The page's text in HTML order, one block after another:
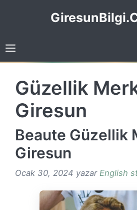
Güzellik
Giresun
Beaute Güzellik
Giresun
Ocak 30, 2024 yazar English